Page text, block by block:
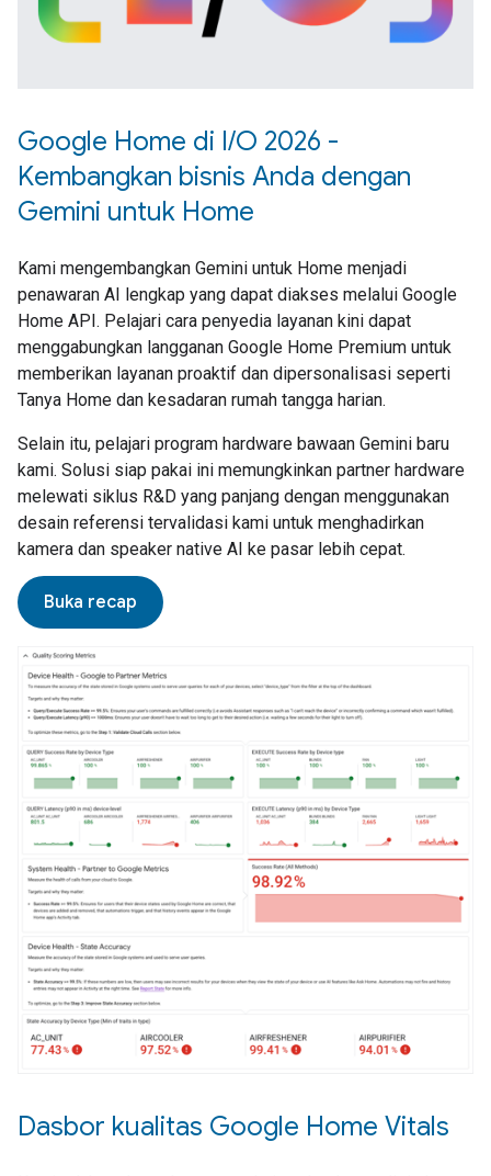
Google Home di I/O 2026 -
Kembangkan bisnis Anda dengan
Gemini untuk Home
Kami mengembangkan Gemini untuk Home menjadi
penawaran AI lengkap yang dapat diakses melalui Google
Home API. Pelajari cara penyedia layanan kini dapat
menggabungkan langganan Google Home Premium untuk
memberikan layanan proaktif dan dipersonalisasi seperti
Tanya Home dan kesadaran rumah tangga harian.
Selain itu, pelajari program hardware bawaan Gemini baru
kami. Solusi siap pakai ini memungkinkan partner hardware
melewati siklus R&D yang panjang dengan menggunakan
desain referensi tervalidasi kami untuk menghadirkan
kamera dan speaker native AI ke pasar lebih cepat.
Buka recap
Dasbor kualitas Google Home Vitals